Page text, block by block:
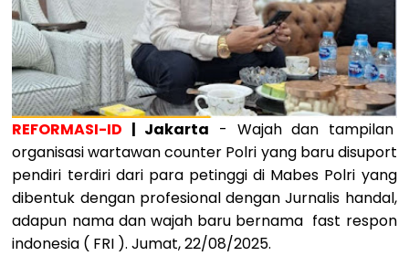
REFORMASI-ID | Jakarta - Wajah dan tampilan
organisasi wartawan counter Polri yang baru disuport
pendiri terdiri dari para petinggi di Mabes Polri yang
dibentuk dengan profesional dengan Jurnalis handal,
adapun nama dan wajah baru bernama fast respon
indonesia ( FRI ). Jumat, 22/08/2025.